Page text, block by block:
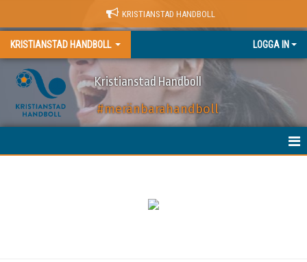
KRISTIANSTAD HANDBOLL
KRISTIANSTAD HANDBOLL LOGGA IN
Kristianstad Handboll
#meränbarahandboll